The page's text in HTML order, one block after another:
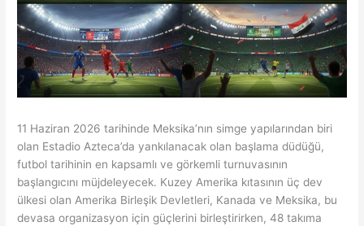
11 Haziran 2026 tarihinde Meksika’nın simge yapılarından biri
olan Estadio Azteca’da yankılanacak olan başlama düdüğü,
futbol tarihinin en kapsamlı ve görkemli turnuvasının
başlangıcını müjdeleyecek. Kuzey Amerika kıtasının üç dev
ülkesi olan Amerika Birleşik Devletleri, Kanada ve Meksika, bu
devasa organizasyon için güçlerini birleştirirken, 48 takıma